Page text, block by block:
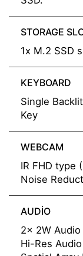
STORAGE
1x M.2 SSD
KEYBOARD
Single
Key
WEBCAM
IR FHD type
Noise
AUDIO
2x 2W
Hi-Res